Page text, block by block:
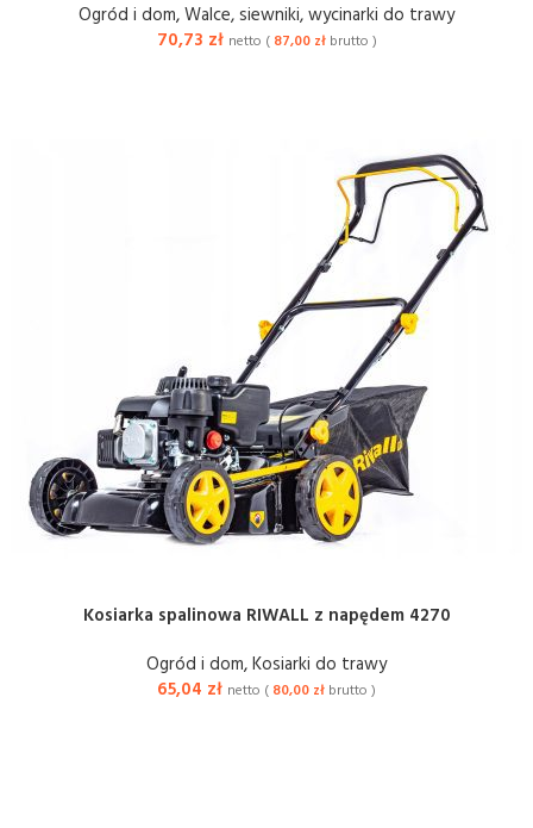
Ogród i dom,Walce, siewniki, wycinarki do trawy
70,73 zł netto ( 87,00 złbrutto )
Kosiarka spalinowa RIWALL z napędem 4270
Ogród i dom,Kosiarki do trawy
65,04 zł netto ( 80,00 zł brutto )